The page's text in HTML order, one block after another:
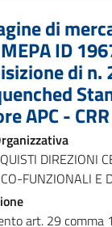
di
ID
di n.
APC - CRR
DIREZIONI
FUNZIONALI E
art. 29 comma